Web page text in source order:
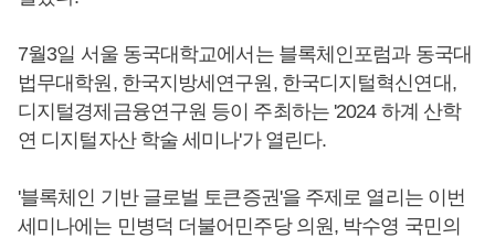
7월3일 서울 동국대학교에서는 블록체인포럼과 동국대
법무대학원, 한국지방세연구원, 한국디지털혁신연대,
디지털경제금융연구원 등이 주최하는 '2024 하계 산학
연 디지털자산 학술 세미나'가 열린다.
'블록체인 기반 글로벌 토큰증권'을 주제로 열리는 이번
세미나에는 민병덕 더불어민주당 의원, 박수영 국민의